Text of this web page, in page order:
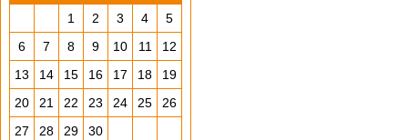
1
2 3 4
5
6
7 8 9 10 11
12
13
14 15 16 17 18
19
20
21 22 23 24 25
26
27
28 29
30